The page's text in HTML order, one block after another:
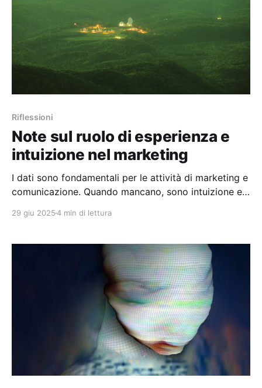
Riflessioni
Note sul ruolo di esperienza e
intuizione nel marketing
I dati sono fondamentali per le attività di marketing e
comunicazione. Quando mancano, sono intuizione ed
29 giu 20254 min di lettura